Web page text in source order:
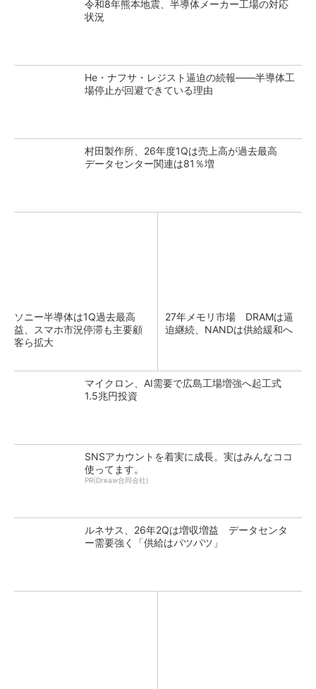
令和8年熊本地震、半導体メーカー工場の対応
状況
He・ナフサ・レジスト逼迫の続報――半導体工
場停止が回避できている理由
村田製作所、26年度1Qは売上高が過去最高
データセンター関連は81％増
ソニー半導体は1Q過去最高
益、スマホ市況停滞も主要顧
客ら拡大
27年メモリ市場 DRAMは逼
迫継続、NANDは供給緩和へ
マイクロン、AI需要で広島工場増強へ起工式
1.5兆円投資
SNSアカウントを着実に成長。実はみんなココ
使ってます。
PR(Dreaw合同会社)
ルネサス、26年2Qは増収増益 データセンタ
ー需要強く「供給はパツパツ」